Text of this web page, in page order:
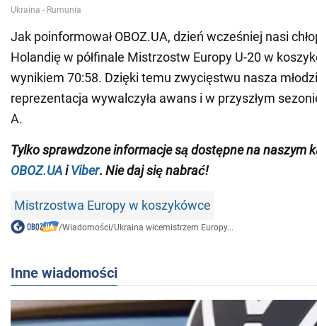
Jak poinformował OBOZ.UA, dzień wcześniej nasi
Holandię w półfinale Mistrzostw Europy U-20 w
wynikiem 70:58. Dzięki temu zwycięstwu nasza
reprezentacja wywalczyła awans i w przyszłym
A.
Tylkosprawdzone informacje są dostępne na naszym
OBOZ.UAiViber. Nie daj się nabrać!
Mistrzostwa Europy w koszykówce
/Wiadomości/Ukraina wicemistrzem Europy...
Inne wiadomości